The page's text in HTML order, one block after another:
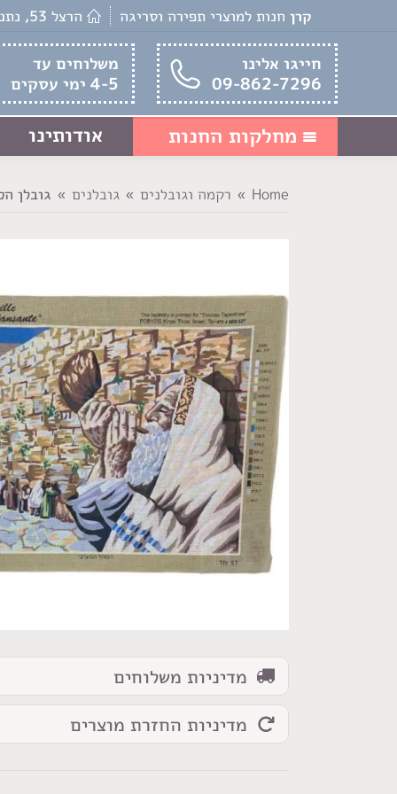
קרן חנות למוצרי תפירה וסריגה הרצל 53, נתניה
חייגו אלינו
09-862-7296
משלוחים עד
4-5 ימי עסקים
מחלקות החנות אודותינו
You are here:
Home רקמה וגובלנים גובלנים גובלן
מדיניות משלוחים
מדיניות החזרת מוצרים
כמות
המערבי
גדול